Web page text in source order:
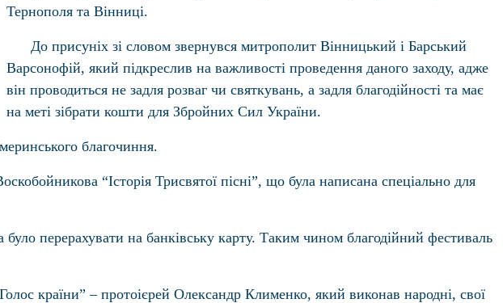
Тернополя та Вінниці.
До присуніх зі словом звернувся митрополит Вінницький і Барський
Варсонофій, який підкреслив на важливості проведення даного заходу, адже
він проводиться не задля розваг чи святкувань, а задля благодійності та має
на меті зібрати кошти для Збройних Сил України.
благочиння.
“Історія Трисвятої пісні”, що була написана спеціально для
перерахувати на банківську карту. Таким чином благодійний фестиваль
країни” – протоієрей Олександр Клименко, який виконав народні, свої